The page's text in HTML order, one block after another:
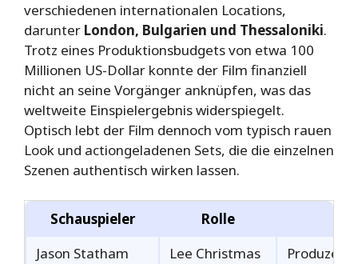
verschiedenen internationalen Locations,
darunter London, Bulgarien und Thessaloniki.
Trotz eines Produktionsbudgets von etwa 100
Millionen US-Dollar konnte der Film finanziell
nicht an seine Vorgänger anknüpfen, was das
weltweite Einspielergebnis widerspiegelt.
Optisch lebt der Film dennoch vom typisch rauen
Look und actiongeladenen Sets, die die einzelnen
Szenen authentisch wirken lassen.
Schauspieler
Rolle
Jason Statham
Lee Christmas
Produzent